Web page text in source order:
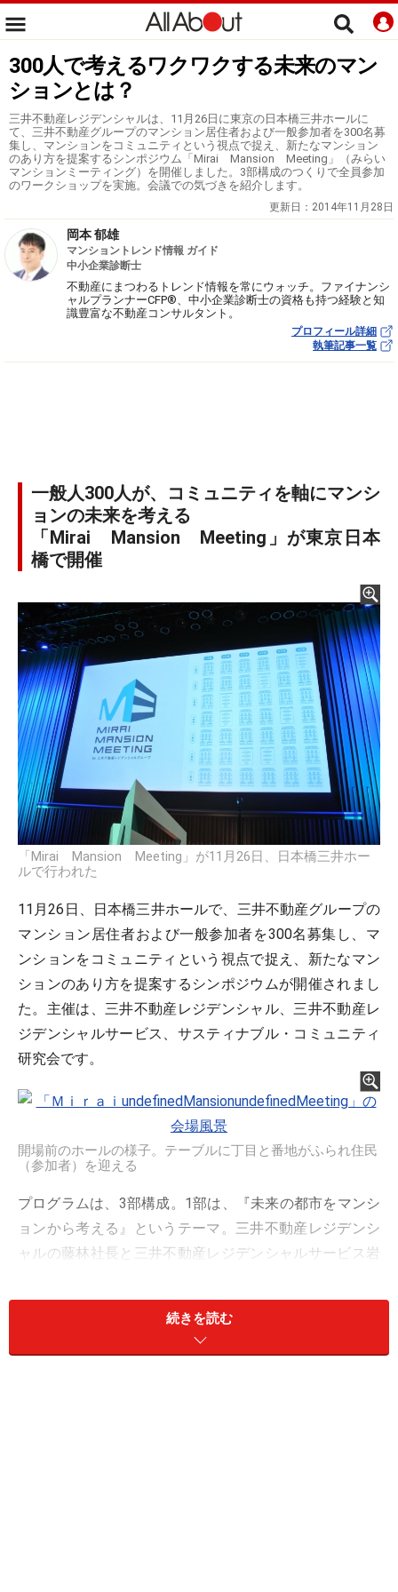
300人で考えるワクワクする未来のマン
ションとは？
三井不動産レジデンシャルは、11月26日に東京の日本橋三井ホールに
て、三井不動産グループのマンション居住者および一般参加者を300名募
集し、マンションをコミュニティという視点で捉え、新たなマンション
のあり方を提案するシンポジウム「Mirai Mansion Meeting」（みらい
マンションミーティング）を開催しました。3部構成のつくりで全員参加
のワークショップを実施。会議での気づきを紹介します。
更新日： 2014年11月28日
岡本 郁雄
マンショントレンド情報 ガイド
中小企業診断士
不動産にまつわるトレンド情報を常にウォッチ。ファイナンシ
ャルプランナーCFP®、中小企業診断士の資格も持つ経験と知
識豊富な不動産コンサルタント。
プロフィール詳細
執筆記事一覧
一般人300人が、コミュニティを軸にマンシ
ョンの未来を考える
「Mirai Mansion Meeting」が東京日本
橋で開催
「Mirai Mansion Meeting」が11月26日、日本橋三井ホー
ルで行われた
11月26日、日本橋三井ホールで、三井不動産グループの
マンション居住者および一般参加者を300名募集し、マ
ンションをコミュニティという視点で捉え、新たなマン
ションのあり方を提案するシンポジウムが開催されまし
た。主催は、三井不動産レジデンシャル、三井不動産レ
ジデンシャルサービス、サスティナブル・コミュニティ
研究会です。
開場前のホールの様子。テーブルに丁目と番地がふられ住民
（参加者）を迎える
プログラムは、3部構成。1部は、『未来の都市をマンシ
ョンから考える』というテーマ。三井不動産レジデンシ
ャルの藤林社長と三井不動産レジデンシャルサービス岩
登壇。2部は、『マンションの新しい捉え方』というテ
ーマで、蛯原英里氏、チームラボ代表の猪子寿之氏、ｉ
ｓｓｕｅ＋ｄｅｓｉｇｎ代表の筧祐介氏の3氏のセッシ
続きを読む